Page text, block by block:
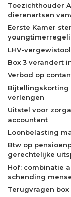
Toezichthouder
dierenartsen
Eerste Kamer
LHV-
Box 3 verandert
Verbod op
Bijtellingskorting
verlengen
Uitstel voor
accountant
Loonbelasting
Btw op
gerechtelijke
Hof: combinatie
schending
Terugvragen